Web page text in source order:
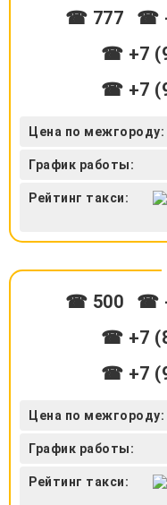
☎ 777
☎
☎ +7
☎ +7
Цена по межгороду:
График работы:
Рейтинг такси:
☎ 500
☎
☎ +7
☎ +7
Цена по межгороду:
График работы:
Рейтинг такси: